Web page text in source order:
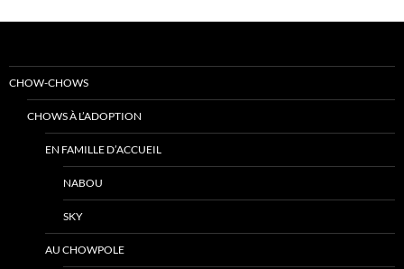
CHOW-CHOWS
CHOWS À L’ADOPTION
EN FAMILLE D’ACCUEIL
NABOU
SKY
AU CHOWPOLE